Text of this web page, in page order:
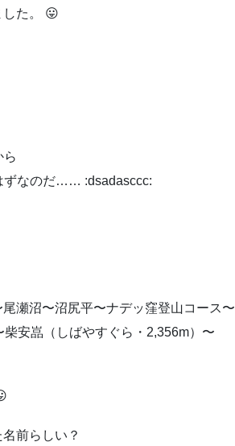
た。 😛
ら
ずなのだ…… :dsadasccc:
瀬沼〜沼尻平〜ナデッ窪登山コース〜
安嵓（しばやすぐら・2,356m）〜
前らしい？